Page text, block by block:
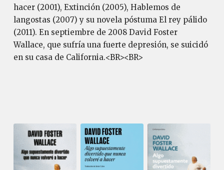
hacer (2001), Extinción (2005), Hablemos de
langostas (2007) y su novela póstuma El rey pálido
(2011). En septiembre de 2008 David Foster
Wallace, que sufría una fuerte depresión, se suicidó
en su casa de California.<BR><BR>